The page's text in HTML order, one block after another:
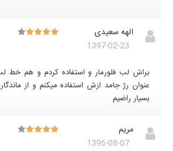
الهه سعیدی
1397-02-23
براش لب فلورمار و استفاده کردم و هم خط
عنوان رژ جامد ازش استفاده میکنم و از
بسیار راضیم
مریم
1396-08-07